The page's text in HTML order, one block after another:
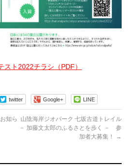
スト2022チラシ（PDF）
twitter Google+ LINE
知ら
山陰海岸ジオパーク 七坂古道トレイル
－ 加藤文太郎のふるさとを歩く － 参
加者大募集！
→